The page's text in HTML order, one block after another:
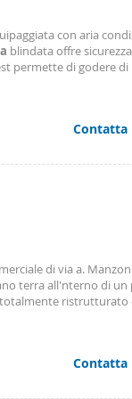
con aria
blindata offre
permette di godere di
al numero
Contatta
di via a.
terra all'nterno di un
ristrutturato
fineste a bocca di
telefonico
Contatta